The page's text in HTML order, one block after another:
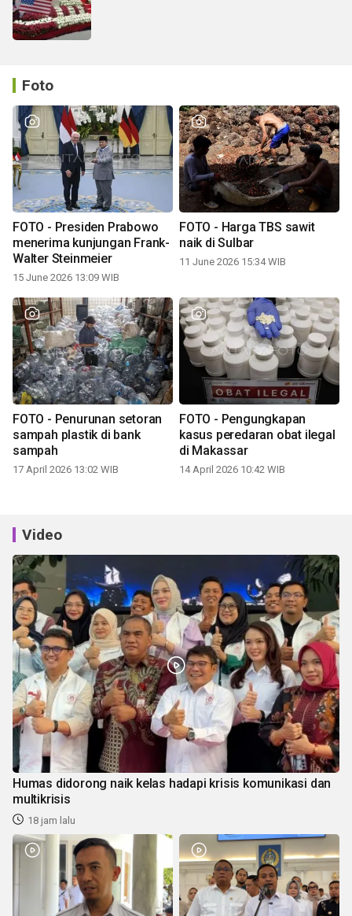
Foto
FOTO - Presiden Prabowo
menerima kunjungan Frank-
Walter Steinmeier
15 June 2026 13:09 WIB
FOTO - Harga TBS sawit
naik di Sulbar
11 June 2026 15:34 WIB
FOTO - Penurunan setoran
sampah plastik di bank
sampah
17 April 2026 13:02 WIB
FOTO - Pengungkapan
kasus peredaran obat ilegal
di Makassar
14 April 2026 10:42 WIB
Video
Humas didorong naik kelas hadapi krisis komunikasi dan
multikrisis
18 jam lalu